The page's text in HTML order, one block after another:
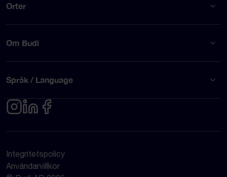
Orter
Om Budi
Språk / Language
Integritetspolicy
Användarvillkor